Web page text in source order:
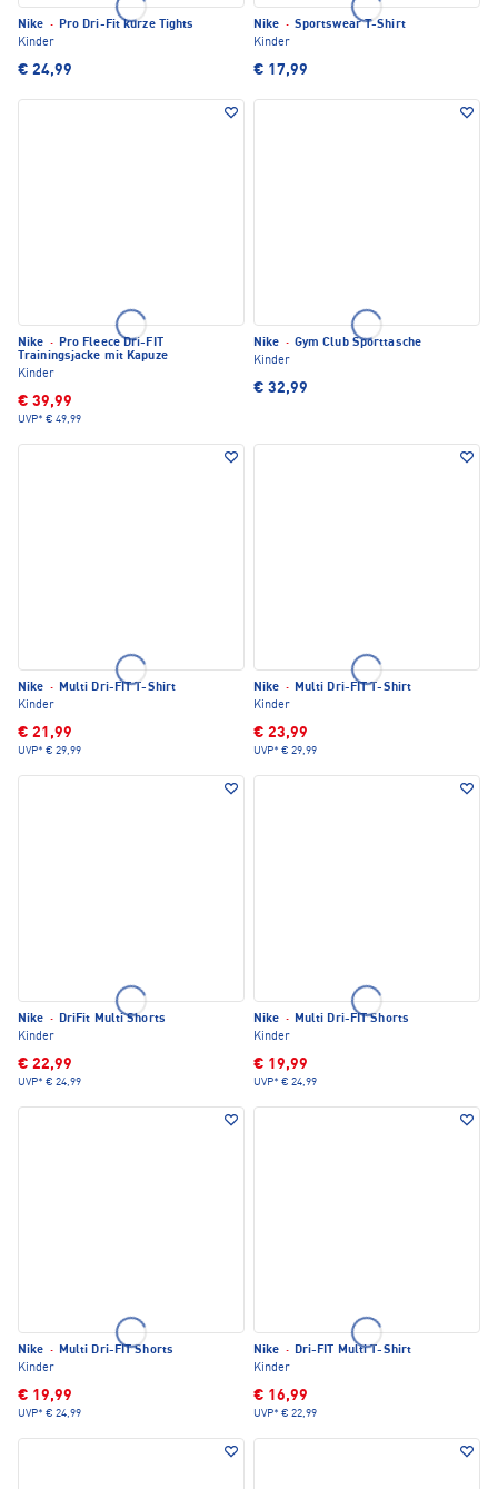
Nike · Pro Dri-Fit kurze Tights
Kinder
€ 24,99
Nike · Sportswear T-Shirt
Kinder
€ 17,99
Nike · Pro Fleece Dri-FIT
Trainingsjacke mit Kapuze
Kinder
€ 39,99
UVP* € 49,99
Nike · Gym Club Sporttasche
Kinder
€ 32,99
Nike · Multi Dri-FIT T-Shirt
Kinder
€ 21,99
UVP* € 29,99
Nike · Multi Dri-FIT T-Shirt
Kinder
€ 23,99
UVP* € 29,99
Nike · DriFit Multi Shorts
Kinder
€ 22,99
UVP* € 24,99
Nike · Multi Dri-FIT Shorts
Kinder
€ 19,99
UVP* € 24,99
Nike · Multi Dri-FIT Shorts
Kinder
€ 19,99
UVP* € 24,99
Nike · Dri-FIT Multi T-Shirt
Kinder
€ 16,99
UVP* € 22,99